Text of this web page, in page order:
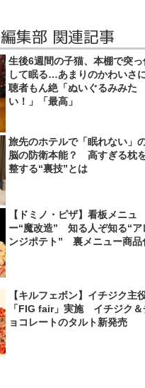
集部 関連記事
生後6週間の子猫、本棚で突っ
して眠る…あまりのかわいさ
聴者もん絶「ぬいぐるみみた
い！」「最高」
旅先のホテルで「眠れない」
脳の防衛本能？ 高すぎる枕
整する“裏技”とは
【ドミノ・ピザ】看板メニュ
ー“魔改造” 知る人ぞ知る“ア
ンジポテト” 裏メニュー商品
【キルフェボン】イチジク主
「FIG fair」実施 イチジク＆
ョコレートのタルト新発売